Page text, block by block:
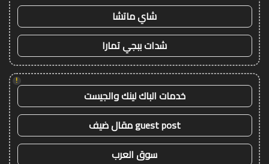
شاي ماتشا
شدات ببجي تمارا
!
خدمات الباك لينك والجيست
guest post مقال ضيف
سوق العرب